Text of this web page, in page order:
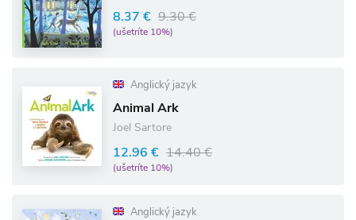
8.37 € 9.30 €
(ušetríte 10%)
Anglický jazyk
Animal Ark
Joel Sartore
12.96 € 14.40 €
(ušetríte 10%)
Anglický jazyk